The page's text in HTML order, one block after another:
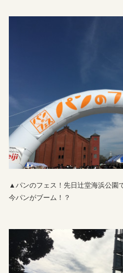
▲パンのフェス！先日辻堂海浜公園
今パンがブーム！？